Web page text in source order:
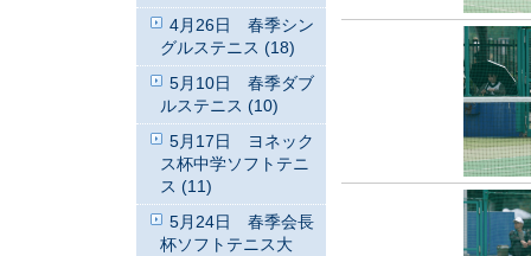
4月26日 春季シン
グルステニス (18)
5月10日 春季ダブ
ルステニス (10)
5月17日 ヨネック
ス杯中学ソフトテニ
ス (11)
5月24日 春季会長
杯ソフトテニス大